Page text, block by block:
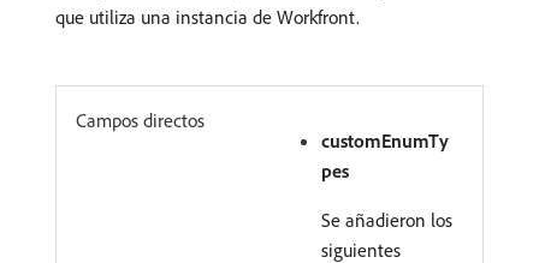
que utiliza una instancia de Workfront.
Campos directos
customEnumTy
pes
Se añadieron los
siguientes